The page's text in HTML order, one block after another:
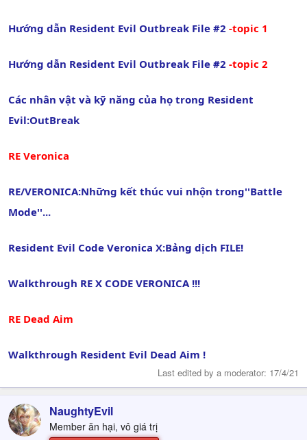
Hướng dẫn Resident Evil Outbreak File #2 -topic 1
Hướng dẫn Resident Evil Outbreak File #2 -topic 2
Các nhân vật và kỹ năng của họ trong Resident
Evil:OutBreak
RE Veronica
RE/VERONICA:Những kết thúc vui nhộn trong''Battle
Mode''...
Resident Evil Code Veronica X:Bảng dịch FILE!
Walkthrough RE X CODE VERONICA !!!
RE Dead Aim
Walkthrough Resident Evil Dead Aim !
Last edited by a moderator: 17/4/21
NaughtyEvil
Member ăn hại, vô giá trị